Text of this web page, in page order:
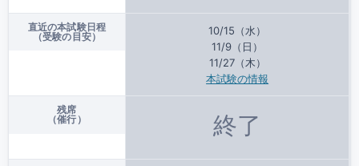
直近の本試験日程
（受験の目安）
10/15（水）
11/9（日）
11/27（木）
本試験の情報
残席
（催行）
終了